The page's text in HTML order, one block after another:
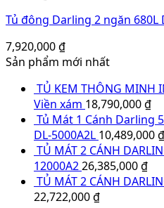
Sản phẩm yêu thích
Tủ đông Darling 2 ngăn
Được xếp hạng
Led Tivi Darling 24 inch
Được xếp hạng4.505 sao
2,310,000₫
Tủ đông Darling 1 ngăn
Được xếp hạng4.005
5,349,000₫ 5,108,000
Tủ đông Darling 2 ngăn
4,895,000₫